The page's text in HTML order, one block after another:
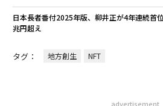
日本長者番付2025年版、柳井正が4年連続
兆円超え
タグ： 地方創生 NFT
advertisement